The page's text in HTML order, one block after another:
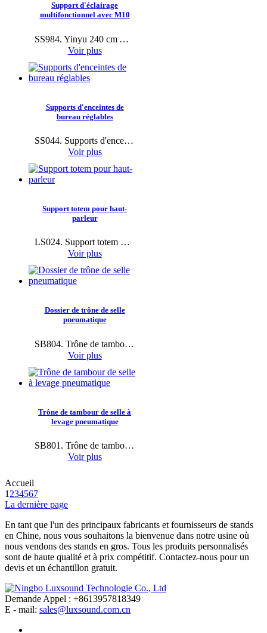
Support d'éclairage
multifonctionnel avec M10
SS984. Yinyu 240 cm Auto-Support d'éclairage pour haut-parleur à verrouillage automatique pour scènes DJ prêt à être expédié.
Voir plus
Supports d'enceintes de
bureau réglables
SS044. Supports d'enceintes de bureau réglables Yinyu pour moniteurs de studio.
Voir plus
Support totem pour haut-
parleur
LS024. Support totem multifonctionnel.
Voir plus
Dossier de trône de selle
pneumatique
SB804. Trône de tambour pneumatique avec dossier et base à 4 pieds pour des sessions de studio prolongées, des performances en direct.
Voir plus
Trône de tambour de selle à
levage pneumatique
SB801. Trône de tambour pneumatique avec siège surdimensionné de 42 x 38 cm et support à 4 pieds pour les performances sur scène.
Voir plus
Accueil
1 234567
La dernière page
En tant que l'un des principaux fabricants et fournisseurs de stands
en Chine, nous vous souhaitons la bienvenue dans notre usine où
nous vendons des stands en gros. Tous les produits personnalisés
sont de haute qualité et à prix compétitif. Contactez-nous pour un
devis et un échantillon gratuit.
Demande Appel : +8613957818349
E - mail: sales@luxsound.com.cn